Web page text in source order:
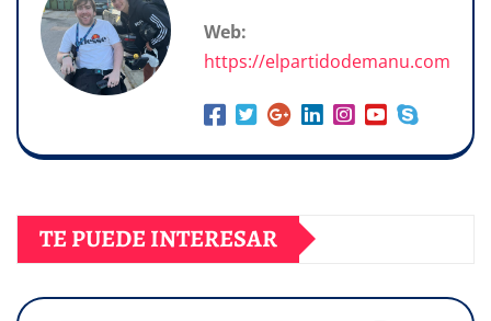
Web:
https://elpartidodemanu.com
TE PUEDE INTERESAR